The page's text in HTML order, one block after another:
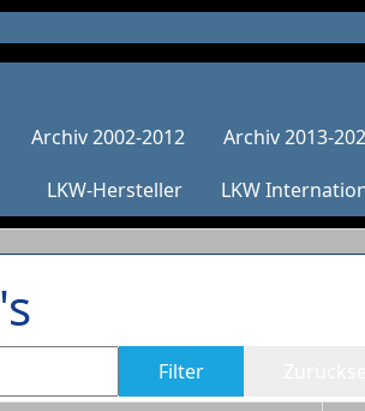
Archiv 2002-2012 Archiv 2013-
LKW-Hersteller
LKW
Filter